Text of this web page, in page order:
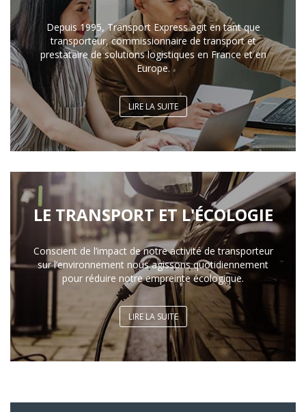
Depuis 1995, Transport Express agit en tant que
transporteur, commissionnaire de transport et
prestataire de solutions logistiques en France et en
Europe.
LIRE LA SUITE
LE TRANSPORT ET L'ÉCOLOGIE
Conscient de l’impact de notre activité de transporteur
sur l’environnement nous agissons quotidiennement
pour réduire notre empreinte écologique.
LIRE LA SUITE